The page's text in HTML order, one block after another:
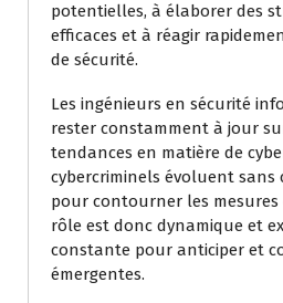
potentielles, à élaborer des
efficaces et à réagir
de sécurité.
Les ingénieurs en sécurité
rester constamment à jour
tendances en matière de
cybercriminels évoluent sans
pour contourner les
rôle est donc dynamique et
constante pour anticiper et
émergentes.